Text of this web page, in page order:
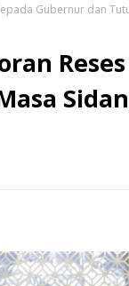
Gubernur dan
Reses